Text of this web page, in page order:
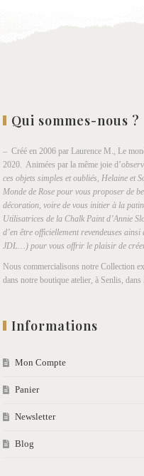
Qui sommes-nous ?
– Créé en 2006 par Laurence M., Le
2020. Animées par la même joie d’
ces objets simples et oubliés, Helaine et
Monde de Rose pour vous proposer de
décoration, voire de vous initier à la
Utilisatrices de la Chalk Paint d’Annie
d’en être officiellement revendeuses
JDL…) pour vous offrir le plaisir de
Nous commercialisons notre Collection
dans notre boutique atelier, à Senlis,
Informations
Mon Compte
Panier
Newsletter
Blog